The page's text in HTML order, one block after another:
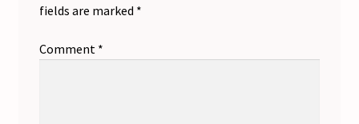
fields are marked *
Comment *